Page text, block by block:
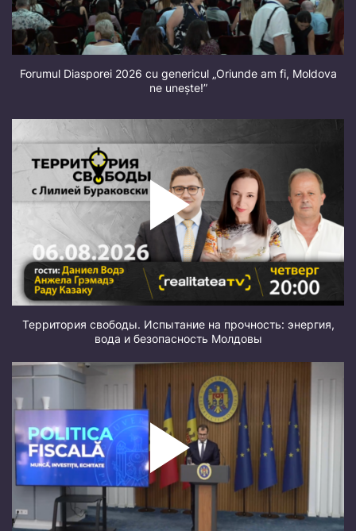
Forumul Diasporei 2026 cu genericul „Oriunde am fi, Moldova
ne unește!”
Территория свободы. Испытание на прочность: энергия,
вода и безопасность Молдовы